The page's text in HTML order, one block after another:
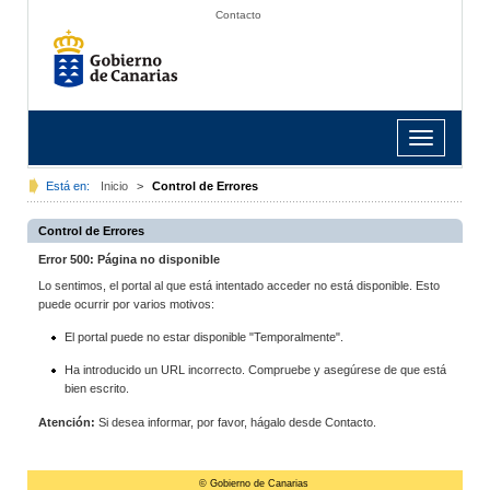
Contacto
Toggle
navigation
Está en: Inicio > Control de Errores
Control de Errores
Error 500: Página no disponible
Lo sentimos, el portal al que está intentado acceder no está disponible. Esto
puede ocurrir por varios motivos:
El portal puede no estar disponible "Temporalmente".
Ha introducido un URL incorrecto. Compruebe y asegúrese de que está
bien escrito.
Atención: Si desea informar, por favor, hágalo desde Contacto.
© Gobierno de Canarias